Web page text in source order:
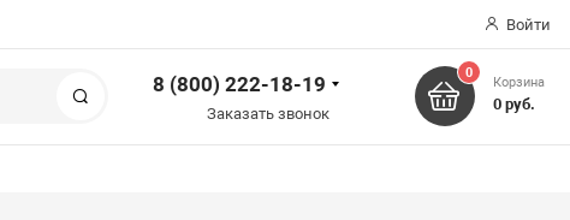
Войти
8 (800) 222-18-19
Заказать звонок
0
Корзина
0 руб.